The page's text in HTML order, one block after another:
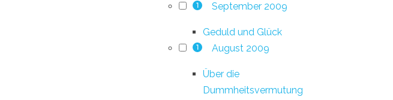
1 September 2009
Geduld und Glück
1 August 2009
Über die
Dummheitsvermutung